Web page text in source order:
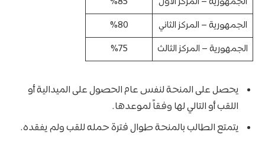
الجمهورية – المركز الثاني
%80
الجمهورية – المركز الثالث
%75
يحصل على المنحة لنفس عام الحصول على الميدالية أو
اللقب أو التالي لها وفقاً لموعدها.
يتمتع الطالب بالمنحة طوال فترة حمله للقب ولم يفقده.